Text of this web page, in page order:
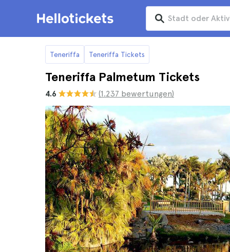
Teneriffa Teneriffa Tickets
Teneriffa Palmetum Tickets
4.6 (1.237 bewertungen)